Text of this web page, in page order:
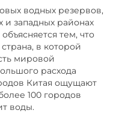
водных резервов,
и западных районах
тем, что
в которой
мировой
расхода
Китая ощущают
100 городов
воды.